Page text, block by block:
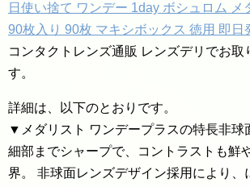
日使い捨て ワンデー 1day ボシュロム メ
90枚入り 90枚 マキシボックス 徳用 即日
コンタクトレンズ通販 レンズデリでお取
す。
詳細は、以下のとおりです。
▼メダリスト ワンデープラスの特長非球
細部までシャープで、コントラストも鮮
界。 非球面レンズデザイン採用により、